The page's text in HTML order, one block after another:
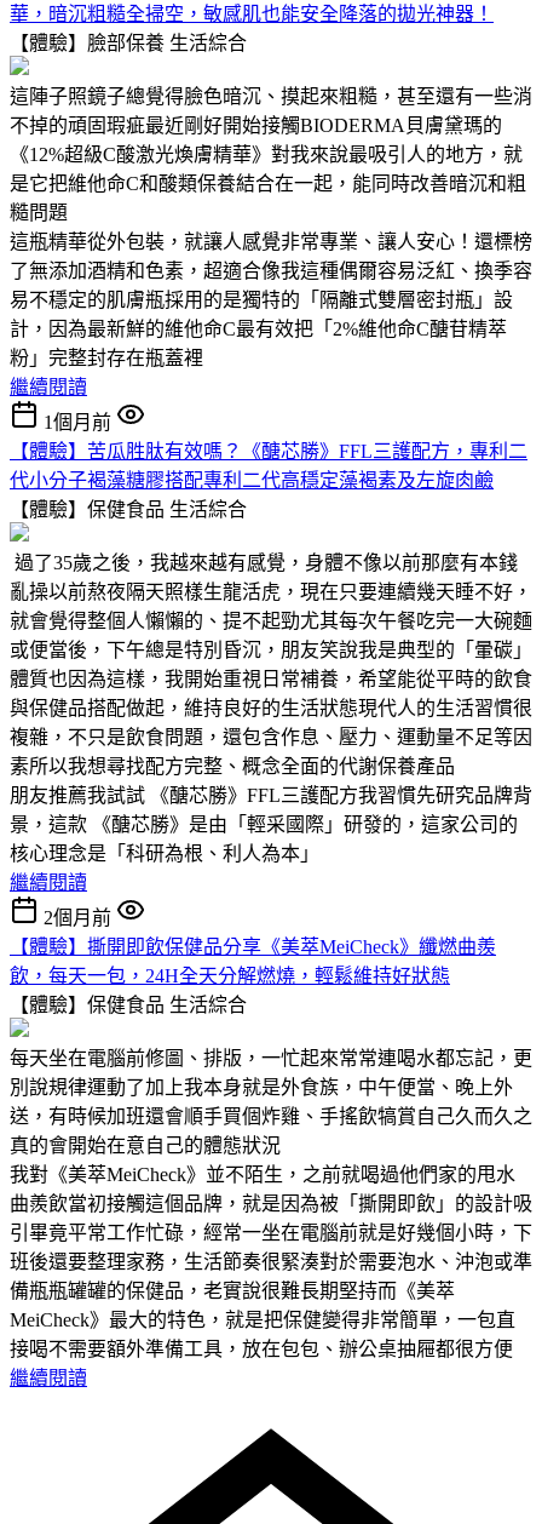
華，暗沉粗糙全掃空，敏感肌也能安全降落的拋光神器！
【體驗】臉部保養 生活綜合
這陣子照鏡子總覺得臉色暗沉、摸起來粗糙，甚至還有一些消
不掉的頑固瑕疵最近剛好開始接觸BIODERMA貝膚黛瑪的
《12%超級C酸激光煥膚精華》對我來說最吸引人的地方，就
是它把維他命C和酸類保養結合在一起，能同時改善暗沉和粗
糙問題
這瓶精華從外包裝，就讓人感覺非常專業、讓人安心！還標榜
了無添加酒精和色素，超適合像我這種偶爾容易泛紅、換季容
易不穩定的肌膚瓶採用的是獨特的「隔離式雙層密封瓶」設
計，因為最新鮮的維他命C最有效把「2%維他命C醣苷精萃
粉」完整封存在瓶蓋裡
繼續閱讀
1個月前
【體驗】苦瓜胜肽有效嗎？《醣芯勝》FFL三護配方，專利二
代小分子褐藻糖膠搭配專利二代高穩定藻褐素及左旋肉鹼
【體驗】保健食品 生活綜合
過了35歲之後，我越來越有感覺，身體不像以前那麼有本錢
亂操以前熬夜隔天照樣生龍活虎，現在只要連續幾天睡不好，
就會覺得整個人懶懶的、提不起勁尤其每次午餐吃完一大碗麵
或便當後，下午總是特別昏沉，朋友笑說我是典型的「暈碳」
體質也因為這樣，我開始重視日常補養，希望能從平時的飲食
與保健品搭配做起，維持良好的生活狀態現代人的生活習慣很
複雜，不只是飲食問題，還包含作息、壓力、運動量不足等因
素所以我想尋找配方完整、概念全面的代謝保養產品
朋友推薦我試試 《醣芯勝》FFL三護配方我習慣先研究品牌背
景，這款 《醣芯勝》是由「輕采國際」研發的，這家公司的
核心理念是「科研為根、利人為本」
繼續閱讀
2個月前
【體驗】撕開即飲保健品分享《美萃MeiCheck》纖燃曲羨
飲，每天一包，24H全天分解燃燒，輕鬆維持好狀態
【體驗】保健食品 生活綜合
每天坐在電腦前修圖、排版，一忙起來常常連喝水都忘記，更
別說規律運動了加上我本身就是外食族，中午便當、晚上外
送，有時候加班還會順手買個炸雞、手搖飲犒賞自己久而久之
真的會開始在意自己的體態狀況
我對《美萃MeiCheck》並不陌生，之前就喝過他們家的甩水
曲羨飲當初接觸這個品牌，就是因為被「撕開即飲」的設計吸
引畢竟平常工作忙碌，經常一坐在電腦前就是好幾個小時，下
班後還要整理家務，生活節奏很緊湊對於需要泡水、沖泡或準
備瓶瓶罐罐的保健品，老實說很難長期堅持而《美萃
MeiCheck》最大的特色，就是把保健變得非常簡單，一包直
接喝不需要額外準備工具，放在包包、辦公桌抽屜都很方便
繼續閱讀